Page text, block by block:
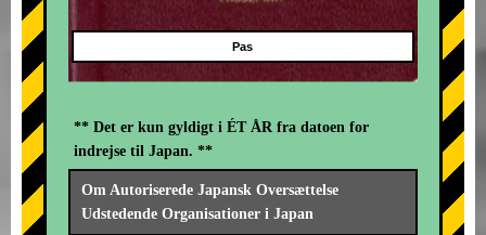
Pas
** Det er kun gyldigt i ÉT ÅR fra datoen for
indrejse til Japan. **
Om Autoriserede Japansk Oversættelse
Udstedende Organisationer i Japan